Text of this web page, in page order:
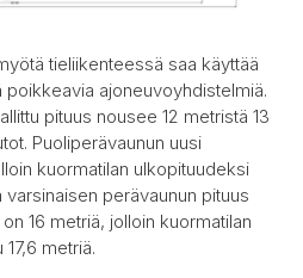
tieliikenteessä saa käyttää
ajoneuvoyhdistelmiä.
pituus nousee 12 metristä 13
Puoliperävaunun uusi
kuormatilan ulkopituudeksi
perävaunun pituus
16 metriä, jolloin kuormatilan
metriä.